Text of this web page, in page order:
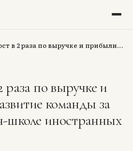
в 2 раза по выручке и прибыли…
раза по выручке и
команды за
школе иностранных